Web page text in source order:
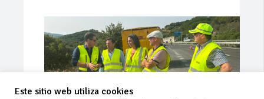
Este sitio web utiliza cookies